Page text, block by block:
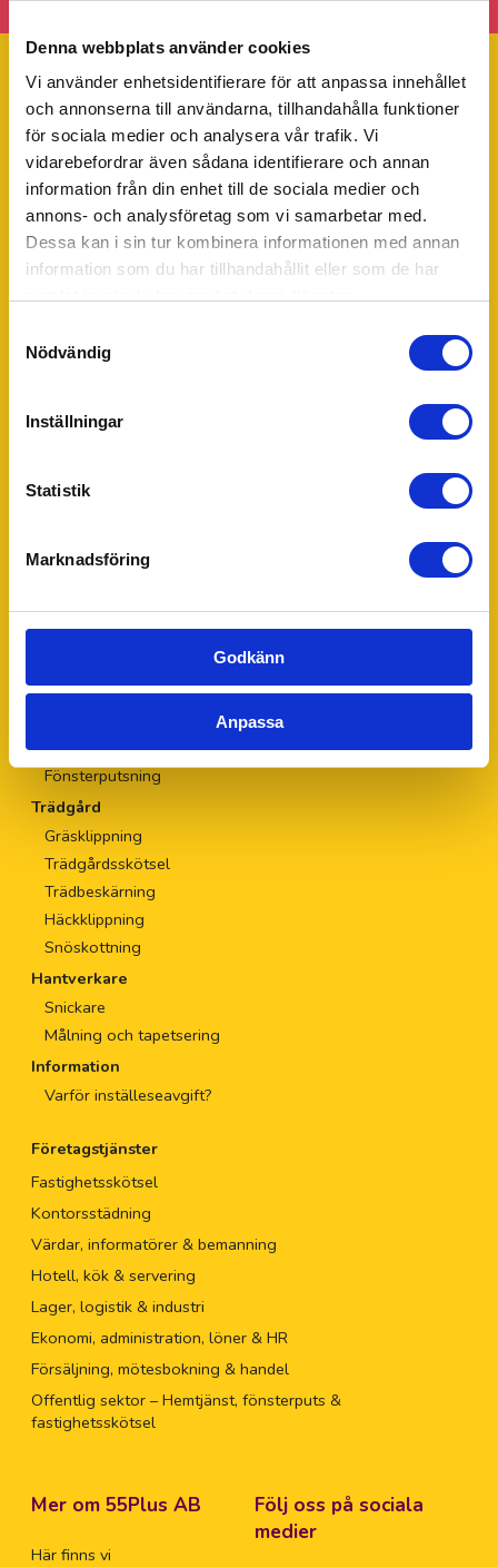
Denna webbplats använder cookies
Vi använder enhetsidentifierare för att anpassa innehållet
och annonserna till användarna, tillhandahålla funktioner
för sociala medier och analysera vår trafik. Vi
vidarebefordrar även sådana identifierare och annan
information från din enhet till de sociala medier och
annons- och analysföretag som vi samarbetar med.
Dessa kan i sin tur kombinera informationen med annan
information som du har tillhandahållit eller som de har
Nödvändig
Inställningar
Statistik
Marknadsföring
Godkänn
Anpassa
Trustpilot
Om 55Plus AB
55Plus
är sedan 2009 en av Sveriges största leverantörer
hushållsnära tjänster
och företagstjänster genom
seniorbemanning. Vi riktar oss till både hushåll och företag.
Med fokus på kvalitet, trygghet och personligt bemötande
underlättar vi vardagen för tusentals hushåll och företag
göra din vardag lite skönare.
Muskötgatan 19
E-post: info@55plus.se
Privata tjänster
Hemstädning
Flyttstädning
Fönsterputsning
Trädgård
Gräsklippning
Trädgårdsskötsel
Trädbeskärning
Häckklippning
Snöskottning
Hantverkare
Snickare
Målning och tapetsering
Information
Varför inställeseavgift?
Företagstjänster
Fastighetsskötsel
Kontorsstädning
Värdar, informatörer & bemanning
Hotell, kök & servering
Lager, logistik & industri
Ekonomi, administration, löner & HR
Försäljning, mötesbokning & handel
Offentlig sektor – Hemtjänst, fönsterputs &
fastighetsskötsel
Mer om 55Plus AB
Här finns vi
Följ oss på sociala
medier